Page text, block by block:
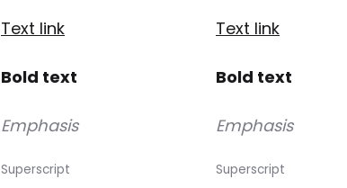
Text link
Bold text
Emphasis
Superscript
Text link
Bold text
Emphasis
Superscript